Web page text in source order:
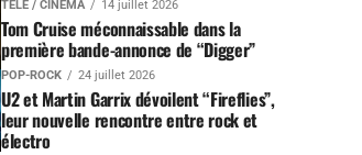
TÉLÉ / CINÉMA 14 juillet 2026
Tom Cruise méconnaissable dans la
première bande-annonce de “Digger”
POP-ROCK 24 juillet 2026
U2 et Martin Garrix dévoilent “Fireflies”,
leur nouvelle rencontre entre rock et
électro